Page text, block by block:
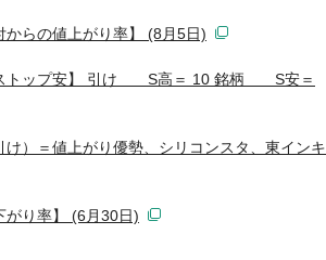
からの値上がり率】 (8月5日)
ストップ安】 引け S高＝ 10 銘柄 S安＝
）＝値上がり優勢、シリコンスタ、東インキ
がり率】 (6月30日)